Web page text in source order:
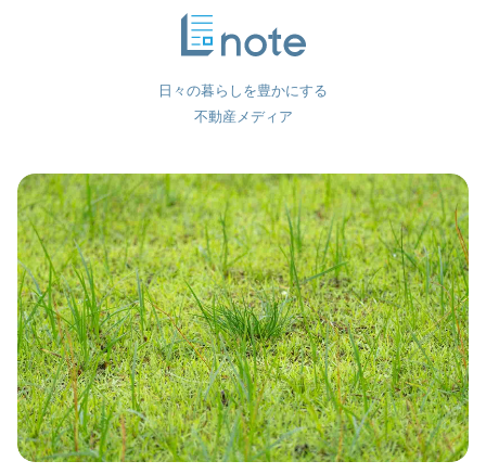
日々の暮らしを豊かにする
不動産メディア